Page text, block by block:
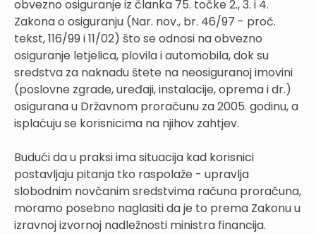
obvezno osiguranje iz članka 75. točke 2., 3. i 4.
Zakona o osiguranju (Nar. nov., br. 46/97 - proč.
tekst, 116/99 i 11/02) što se odnosi na obvezno
osiguranje letjelica, plovila i automobila, dok su
sredstva za naknadu štete na neosiguranoj imovini
(poslovne zgrade, uređaji, instalacije, oprema i dr.)
osigurana u Državnom proračunu za 2005. godinu, a
isplaćuju se korisnicima na njihov zahtjev.
Budući da u praksi ima situacija kad korisnici
postavljaju pitanja tko raspolaže - upravlja
slobodnim novčanim sredstvima računa proračuna,
moramo posebno naglasiti da je to prema Zakonu u
izravnoj izvornoj nadležnosti ministra financija.